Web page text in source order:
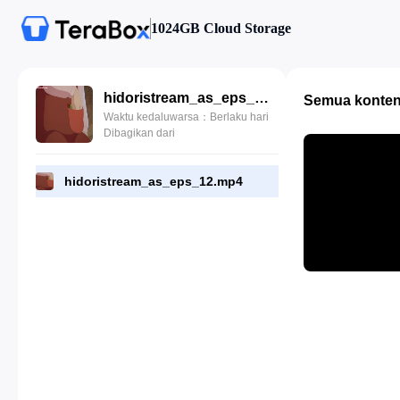
1024GB Cloud Storage
hidoristream_as_eps_12.mp4
Waktu kedaluwarsa：Berlaku hari
Dibagikan dari
hidoristream_as_eps_12.mp4
Semua